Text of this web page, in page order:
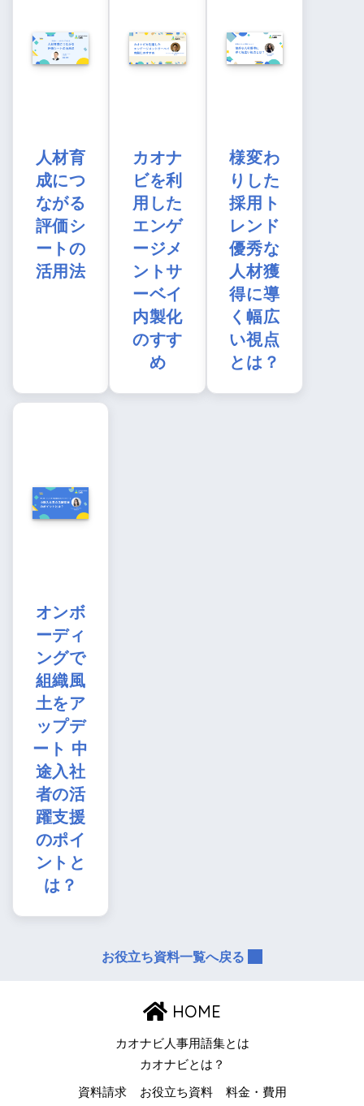
人材育
成につ
ながる
評価シ
ートの
活用法
カオナ
ビを利
用した
エンゲ
ージメ
ントサ
ーベイ
内製化
のすす
め
様変わ
りした
採用ト
レンド
優秀な
人材獲
得に導
く幅広
い視点
とは？
オンボ
ーディ
ングで
組織風
土をア
ップデ
ート 中
途入社
者の活
躍支援
のポイ
ントと
は？
お役立ち資料一覧へ戻る
HOME
カオナビ人事用語集とは
カオナビとは？
資料請求 お役立ち資料 料金・費用